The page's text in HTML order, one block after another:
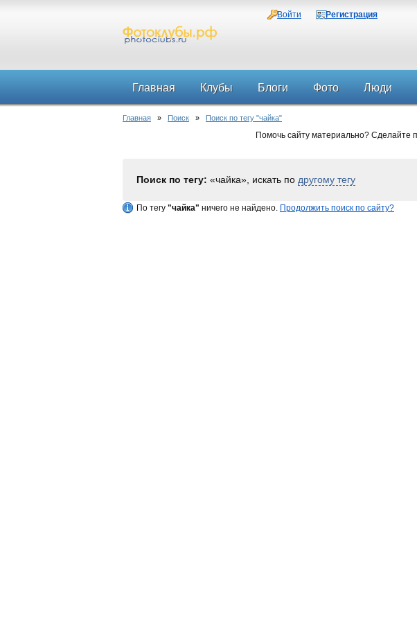
Войти Регистрация
Главная Клубы Блоги Фото Люди
Главная » Поиск » Поиск по тегу "чайка"
Помочь сайту материально? Сделайте
Поиск по тегу: «чайка», искать по другому тегу
По тегу "чайка" ничего не найдено. Продолжить поиск по сайту?